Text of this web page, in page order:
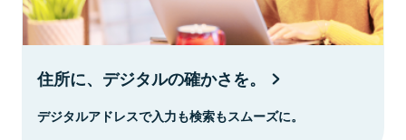
住所に、デジタルの確かさを。
デジタルアドレスで入力も検索もスムーズに。